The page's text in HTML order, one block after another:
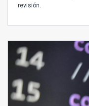
revisión.